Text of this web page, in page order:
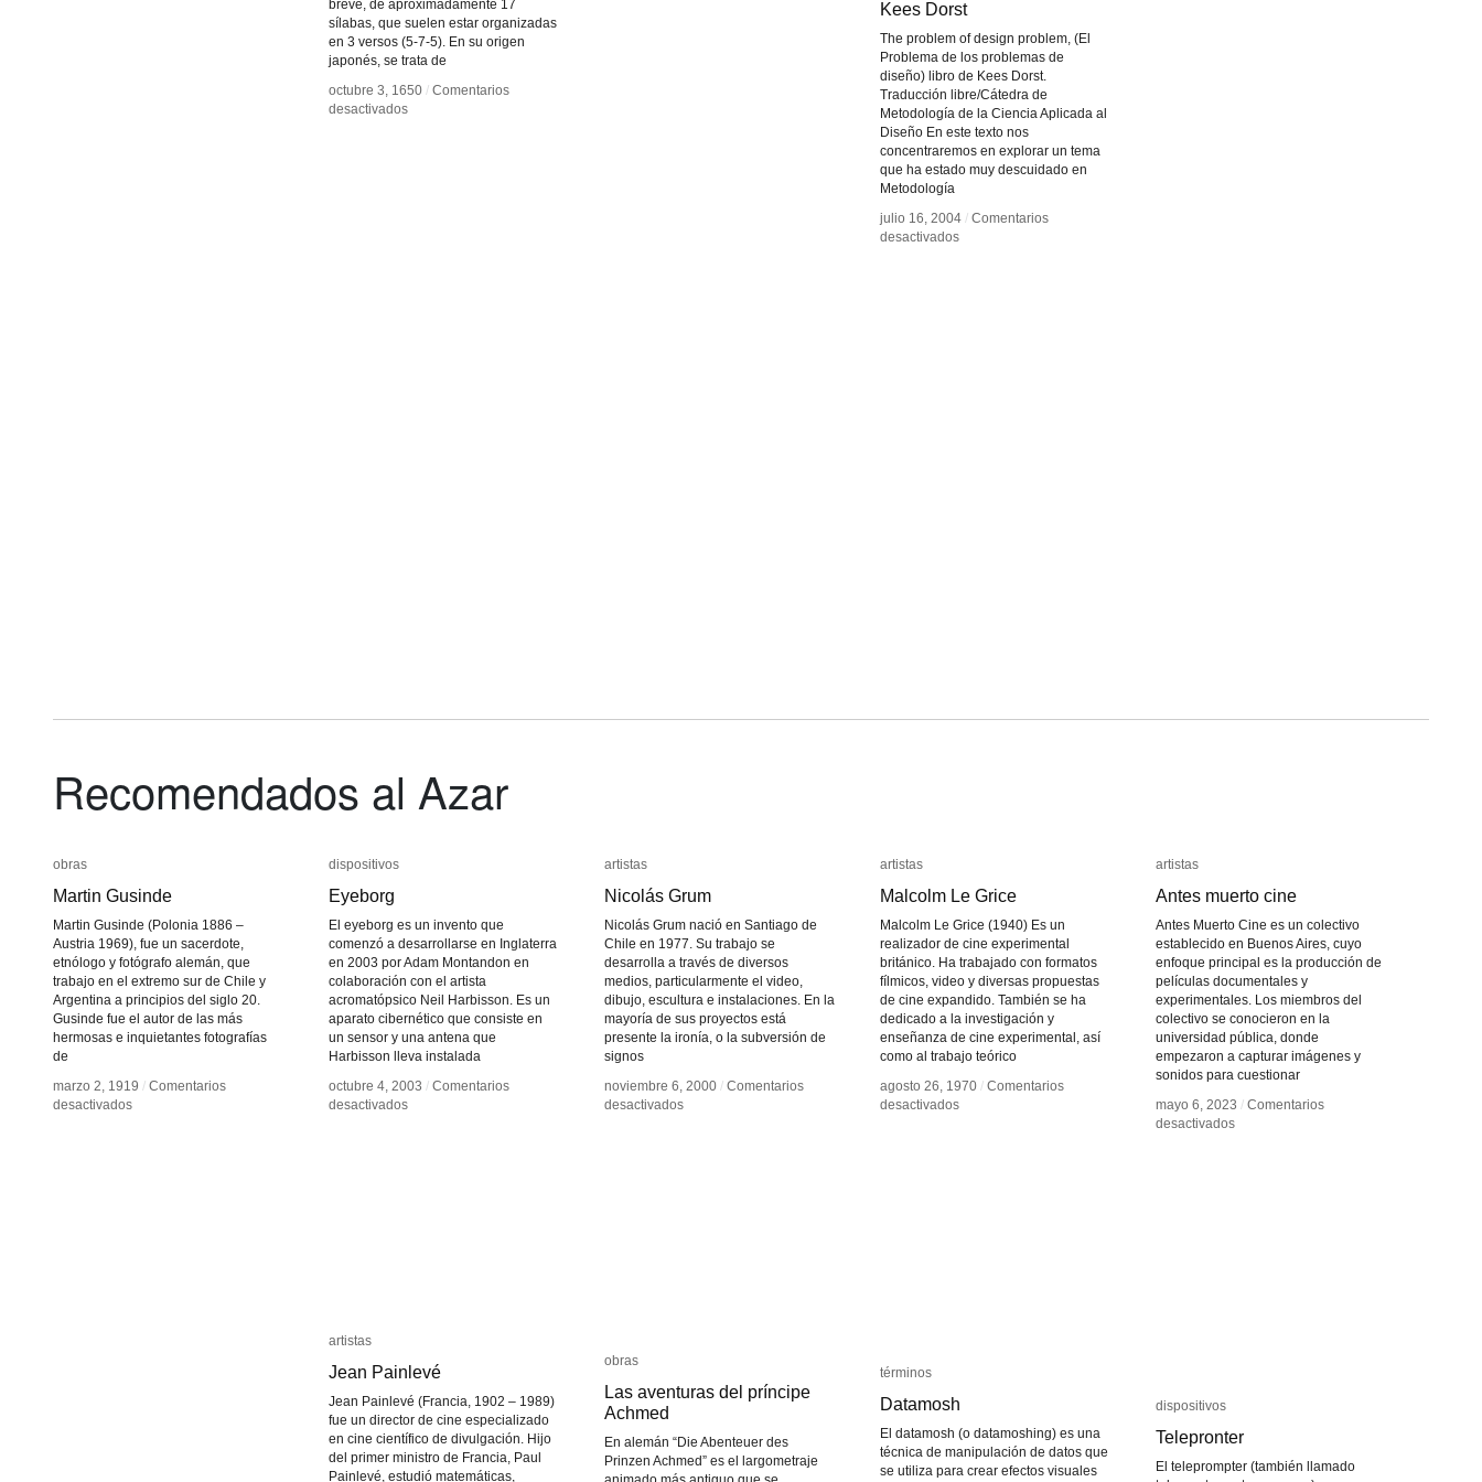
breve, de aproximadamente 17
sílabas, que suelen estar organizadas
en 3 versos (5-7-5). En su origen
japonés, se trata de
octubre 3, 1650 / Comentarios
desactivadosen
octubre 3, 1650 / Comentarios
desactivadosen
Kees Dorst
The problem of design problem, (El
Problema de los problemas de
diseño) libro de Kees Dorst.
Traducción libre/Cátedra de
Metodología de la Ciencia Aplicada al
Diseño En este texto nos
concentraremos en explorar un tema
que ha estado muy descuidado en
Metodología
julio 16, 2004 / Comentarios
desactivadosen
Kees Dorst
julio 16, 2004 / Comentarios
desactivadosen
Recomendados al Azar
obras
Martin Gusinde
Martin Gusinde (Polonia 1886 –
Austria 1969), fue un sacerdote,
etnólogo y fotógrafo alemán, que
trabajo en el extremo sur de Chile y
Argentina a principios del siglo 20.
Gusinde fue el autor de las más
hermosas e inquietantes fotografías
de
marzo 2, 1919 / Comentarios
desactivadosen
obras
Martin Gusinde
marzo 2, 1919 / Comentarios
desactivadosen
dispositivos
Eyeborg
El eyeborg es un invento que
comenzó a desarrollarse en Inglaterra
en 2003 por Adam Montandon en
colaboración con el artista
acromatópsico Neil Harbisson. Es un
aparato cibernético que consiste en
un sensor y una antena que
Harbisson lleva instalada
octubre 4, 2003 / Comentarios
desactivadosen
dispositivos
Eyeborg
octubre 4, 2003 / Comentarios
desactivadosen
artistas
Nicolás Grum
Nicolás Grum nació en Santiago de
Chile en 1977. Su trabajo se
desarrolla a través de diversos
medios, particularmente el video,
dibujo, escultura e instalaciones. En la
mayoría de sus proyectos está
presente la ironía, o la subversión de
signos
noviembre 6, 2000 / Comentarios
desactivadosen
artistas
Nicolás Grum
noviembre 6, 2000 / Comentarios
desactivadosen
artistas
Malcolm Le Grice
Malcolm Le Grice (1940) Es un
realizador de cine experimental
británico. Ha trabajado con formatos
fílmicos, video y diversas propuestas
de cine expandido. También se ha
dedicado a la investigación y
enseñanza de cine experimental, así
como al trabajo teórico
agosto 26, 1970 / Comentarios
desactivadosen
artistas
Malcolm Le Grice
agosto 26, 1970 / Comentarios
desactivadosen
artistas
Antes muerto cine
Antes Muerto Cine es un colectivo
establecido en Buenos Aires, cuyo
enfoque principal es la producción de
películas documentales y
experimentales. Los miembros del
colectivo se conocieron en la
universidad pública, donde
empezaron a capturar imágenes y
sonidos para cuestionar
mayo 6, 2023 / Comentarios
desactivadosen
artistas
Antes muerto cine
mayo 6, 2023 / Comentarios
desactivadosen
artistas
Jean Painlevé
Jean Painlevé (Francia, 1902 – 1989)
fue un director de cine especializado
en cine científico de divulgación. Hijo
del primer ministro de Francia, Paul
Painlevé, estudió matemáticas,
artistas
Jean Painlevé
obras
Las aventuras del príncipe
Achmed
En alemán “Die Abenteuer des
Prinzen Achmed” es el largometraje
obras
Las aventuras del príncipe
Achmed
términos
Datamosh
El datamosh (o datamoshing) es una
técnica de manipulación de datos que
se utiliza para crear efectos visuales
términos
Datamosh dispositivos
Telepronter
El teleprompter (también llamado
dispositivos
Telepronter